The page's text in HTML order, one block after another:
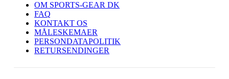
OM SPORTS-GEAR DK
FAQ
KONTAKT OS
MÅLESKEMAER
PERSONDATAPOLITIK
RETURSENDINGER